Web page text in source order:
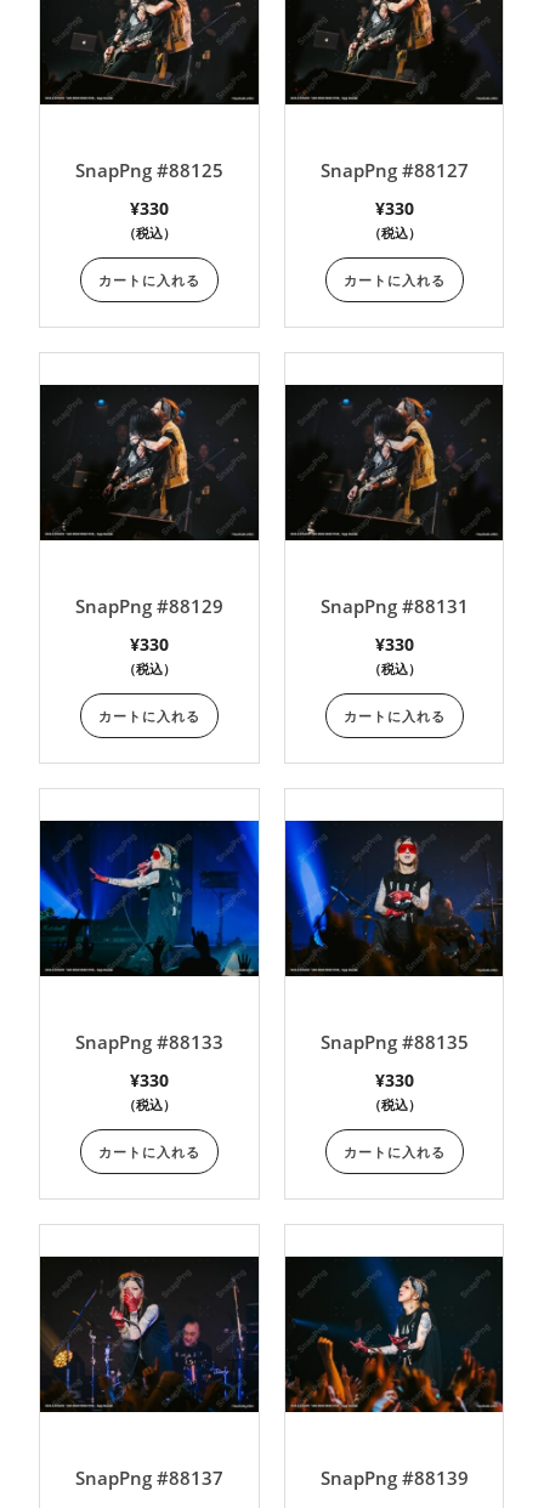
SnapPng #88125
¥330
（税込）
カートに入れる
SnapPng #88127
¥330
（税込）
カートに入れる
SnapPng #88129
¥330
（税込）
カートに入れる
SnapPng #88131
¥330
（税込）
カートに入れる
SnapPng #88133
¥330
（税込）
カートに入れる
SnapPng #88135
¥330
（税込）
カートに入れる
SnapPng #88137 SnapPng #88139